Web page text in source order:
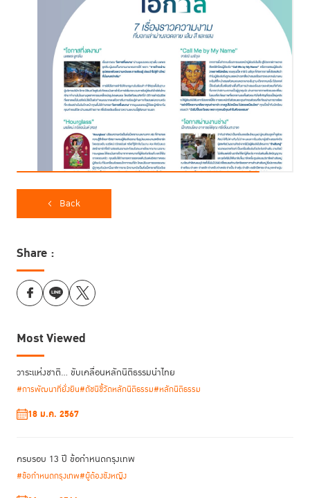
เนื่องในโอกาสครบรอบ 11 ปีของการรับรองข้อกำหนดสหประชาชาติว่าด้วยการ
ปฏิบัติต่อผู้ต้องขังหญิงและมาตรการที่มิใช่การคุมขัง สําหรับผู้กระทําผิดหญิง
หรือ “ข้อกำหนดกรุงเทพ” ในวันที่ 21 ธันวาคม 2564 สถาบันเพื่อการยุติธรรม
โอกาส” เพื่อถ่ายทอดประสบการณ์ เรื่องราว และมุมมองของศิลปินและนัก
ออกแบบ เกี่ยวกับประชากรในรั้วเรือนจำ ไม่ว่าจะเป็นมุมมองเกี่ยวกับคุณค่าของ
บุคคล ศักยภาพ อิสรภาพ ความเท่าเทียม และความสำคัญของการให้โอกาสผู้
Back
Share :
Most Viewed
วาระแห่งชาติ… ขับเคลื่อนหลักนิติธรรมนำไทย
#การพัฒนาที่ยั่งยืน#ดัชนีชี้วัดหลักนิติธรรม#หลักนิติธรรม
18 ม.ค. 2567
ครบรอบ 13 ปี ข้อกำหนดกรุงเทพ
#ข้อกำหนดกรุงเทพ#ผู้ต้องขังหญิง